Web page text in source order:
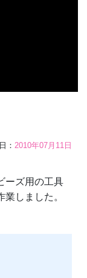
： 2010年07月11日
ーズ用の工具
しました。